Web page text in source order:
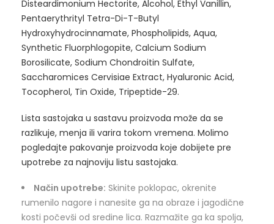
Disteardimonium Hectorite, Alcohol, Ethyl Vanillin,
Pentaerythrityl Tetra-Di-T-Butyl
Hydroxyhydrocinnamate, Phospholipids, Aqua,
Synthetic Fluorphlogopite, Calcium Sodium
Borosilicate, Sodium Chondroitin Sulfate,
Saccharomices Cervisiae Extract, Hyaluronic Acid,
Tocopherol, Tin Oxide, Tripeptide-29.
Lista sastojaka u sastavu proizvoda može da se
razlikuje, menja ili varira tokom vremena. Molimo
pogledajte pakovanje proizvoda koje dobijete pre
upotrebe za najnoviju listu sastojaka.
Način upotrebe: Skinite poklopac, okrenite
rumenilo nagore i nanesite ga na obraze i jagodične
kosti počevši od sredine lica. Razmažite ga ka spolja,